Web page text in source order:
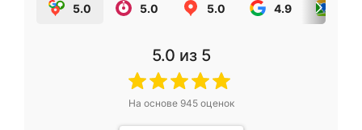
5.0 5.0 5.0 4.9
5.0 из 5
На основе 945оценок